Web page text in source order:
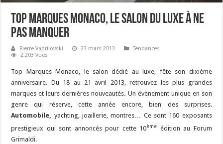
Top Marques Monaco, le salon du luxe à ne
pas manquer
Pierre Vaprilovski 23 mars 2013
Tendances
2,203 Vues
Top Marques Monaco, le salon dédié au luxe, fête son dixième
anniversaire. Du 18 au 21 avril 2013, retrouvez les plus grandes
marques et leurs dernières nouveautés. Un évènement unique en son
genre qui réserve, cette année encore, bien des surprises.
Automobile,
yachting, joaillerie, montres… Ce sont 160 exposants
prestigieux qui sont annoncés pour cette 10ème édition au Forum
Grimaldi.